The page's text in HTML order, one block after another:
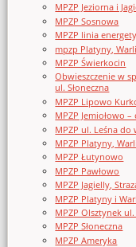
MPZP Jeziorna i
MPZP Sosnowa
MPZP linia
mpzp Platyny,
MPZP Świerkocin
Obwieszczenie w
ul. Słoneczna
MPZP Lipowo
MPZP Jemiołowo –
MPZP ul. Leśna do
MPZP Platyny,
MPZP Łutynowo
MPZP Pawłowo
MPZP Jagielly,
MPZP Platyny i
MPZP Olsztynek
MPZP Słoneczna
MPZP Ameryka